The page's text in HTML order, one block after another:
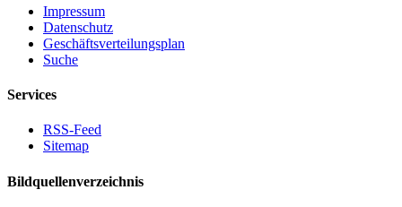
Impressum
Datenschutz
Geschäftsverteilungsplan
Suche
Services
RSS-Feed
Sitemap
Bildquellenverzeichnis